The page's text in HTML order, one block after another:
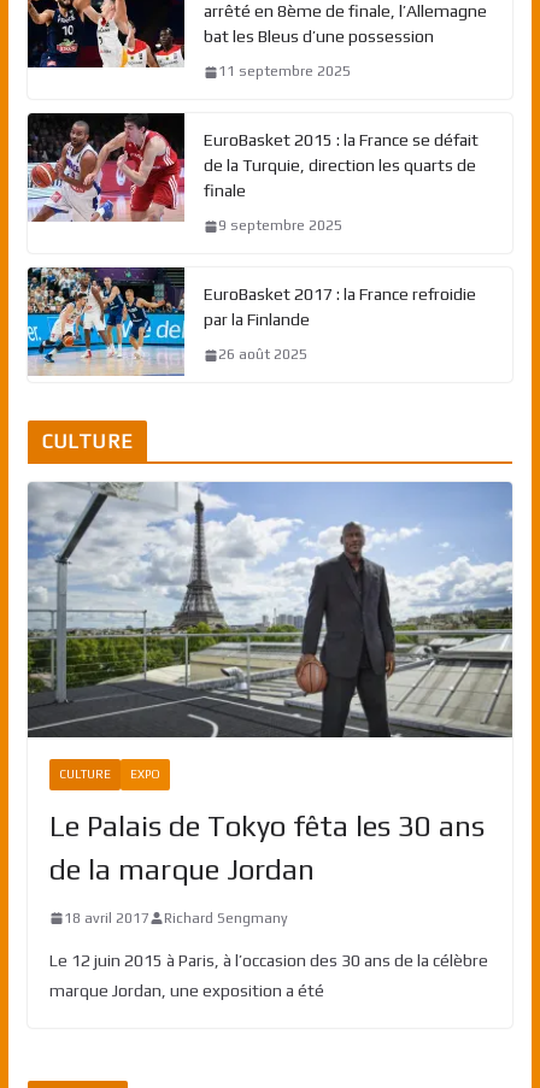
arrêté en 8ème de finale, l’Allemagne
bat les Bleus d’une possession
11 septembre 2025
EuroBasket 2015 : la France se défait
de la Turquie, direction les quarts de
finale
9 septembre 2025
EuroBasket 2017 : la France refroidie
par la Finlande
26 août 2025
CULTURE
CULTURE EXPO
Le Palais de Tokyo fêta les 30 ans
de la marque Jordan
18 avril 2017 Richard Sengmany
Le 12 juin 2015 à Paris, à l’occasion des 30 ans de la célèbre
marque Jordan, une exposition a été